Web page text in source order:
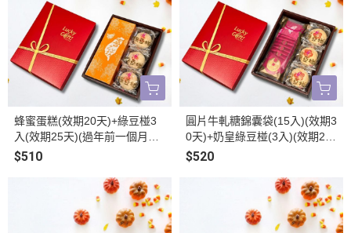
蜂蜜蛋糕(效期20天)+綠豆椪3
入(效期25天)(過年前一個月無
法到貨)
$510
圓片牛軋糖錦囊袋(15入)(效期3
0天)+奶皇綠豆椪(3入)(效期25
天)(過年前一個月無法到貨)
$520